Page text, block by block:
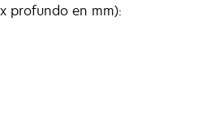
profundo en mm):